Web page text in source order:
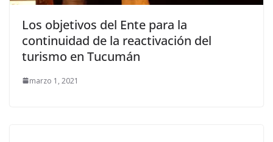
Los objetivos del Ente para la
continuidad de la reactivación del
turismo en Tucumán
marzo 1, 2021